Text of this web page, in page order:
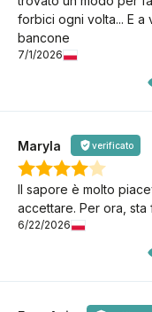
forbici ogni volta... E a
bancone
7/1/2026
Maryla verificato
Il sapore è molto
accettare. Per ora,
6/22/2026